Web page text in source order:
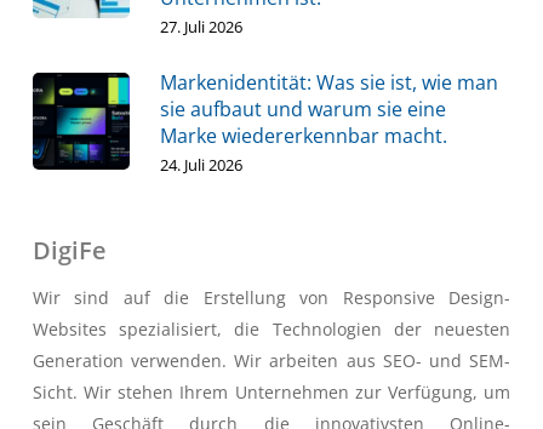
27. Juli 2026
Markenidentität: Was sie ist, wie man
sie aufbaut und warum sie eine
Marke wiedererkennbar macht.
24. Juli 2026
DigiFe
Wir sind auf die Erstellung von Responsive Design-
Websites spezialisiert, die Technologien der neuesten
Generation verwenden. Wir arbeiten aus SEO- und SEM-
Sicht. Wir stehen Ihrem Unternehmen zur Verfügung, um
sein Geschäft durch die innovativsten Online-